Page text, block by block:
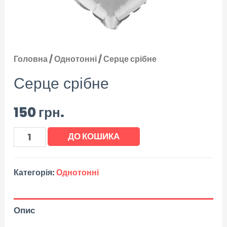
Головна/Однотонні/ Серце срібне
Серце срібне
150грн.
ДО КОШИКА
Категорія:Однотонні
Опис